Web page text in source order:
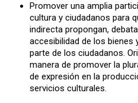
Promover una amplia
cultura y ciudadanos para
indirecta propongan,
accesibilidad de los
parte de los ciudadanos.
manera de promover la
de expresión en la
servicios culturales.